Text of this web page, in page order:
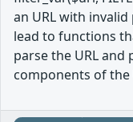
an URL with invalid
lead to functions
parse the URL
components of the